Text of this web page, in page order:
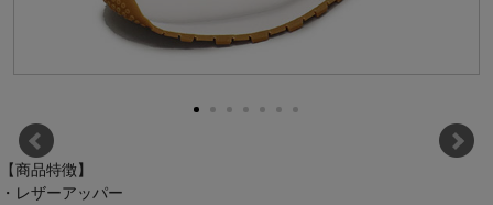
【商品特徴】
・レザーアッパー